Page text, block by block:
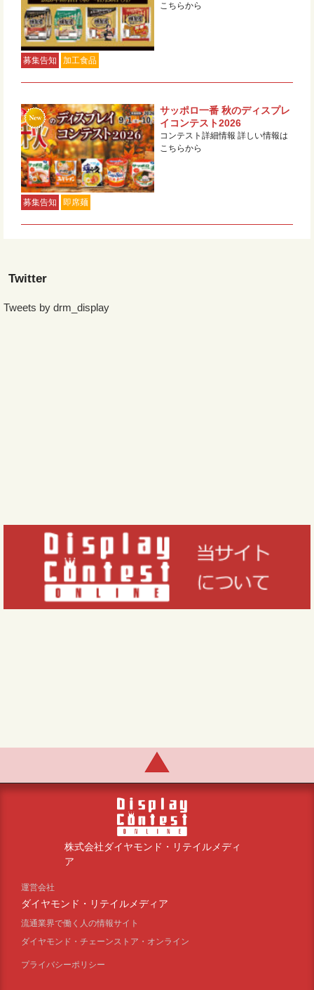
募集告知 加工食品
こちらから
募集告知 即席麺
サッポロ一番 秋のディスプレ
イコンテスト2026
コンテスト詳細情報 詳しい情報は
こちらから
Twitter
Tweets by drm_display
株式会社ダイヤモンド・リテイルメディ
ア
運営会社
ダイヤモンド・リテイルメディア
流通業界で働く人の情報サイト
ダイヤモンド・チェーンストア・オンライン
プライバシーポリシー